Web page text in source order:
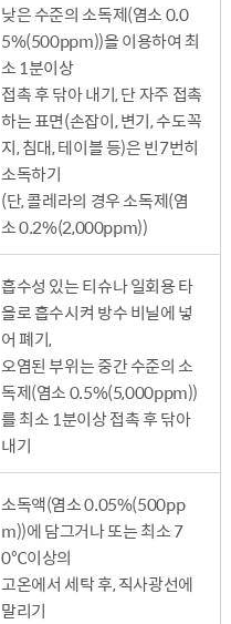
낮은 수준의 소독제(염소 0.0
5%(500ppm))을 이용하여 최
소 1분이상
접촉 후 닦아 내기, 단 자주 접촉
하는 표면(손잡이, 변기, 수도꼭
지, 침대, 테이블 등)은 빈7번히
소독하기
(단, 콜레라의 경우 소독제(염
소 0.2%(2,000ppm))
흡수성 있는 티슈나 일회용 타
올로 흡수시켜 방수 비닐에 넣
어 폐기,
오염된 부위는 중간 수준의 소
독제(염소 0.5%(5,000ppm))
를 최소 1분이상 접촉 후 닦아
내기
소독액(염소 0.05%(500pp
m))에 담그거나 또는 최소 7
0℃이상의
고온에서 세탁 후, 직사광선에
말리기